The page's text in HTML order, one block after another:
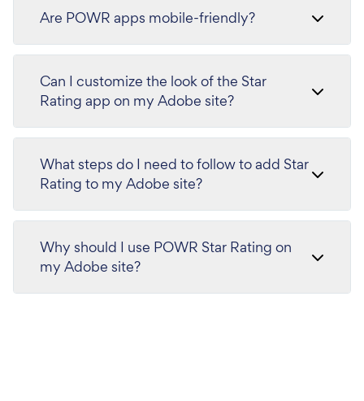
Are POWR apps mobile-friendly?
Can I customize the look of the Star
Rating app on my Adobe site?
What steps do I need to follow to add Star
Rating to my Adobe site?
Why should I use POWR Star Rating on
my Adobe site?